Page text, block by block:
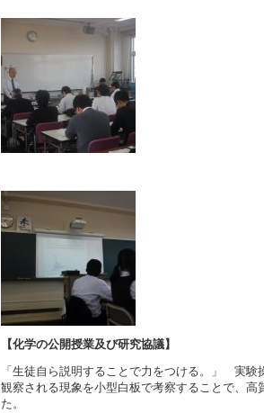
【化学の公開授業及び研究協議】
「生徒自ら説明することで力をつける。」 実験
観察される現象を小型白板で考察することで、高
た。